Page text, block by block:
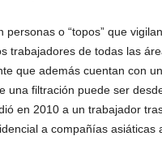
personas o “topos” que
trabajadores de todas las
que además cuentan con
una filtración puede ser
en 2010 a un trabajador
a compañías asiáticas